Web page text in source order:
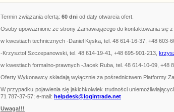
Termin związania ofertą: 60 dni od daty otwarcia ofert.
Osoby upoważnione ze strony Zamawiającego do kontaktowania się
w kwestiach technicznych -Daniel Kęska, tel. 48 614-16-37, +48 603-
-Krzysztof Szczepanowski, tel. 48 614-19-41, +48 695-901-213,
w kwestiach formalno-prawnych -Jacek Ruba, tel. 48 614-10-09, +48
Oferty Wykonawcy składają wyłącznie za pośrednictwem Platformy
W przypadku pojawienia się jakichkolwiek trudności
71 787-37-57; e-mail: helpdesk@logintrade.net
Uwaga!!!